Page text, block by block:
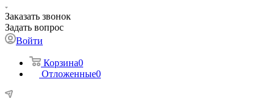
Заказать звонок
Задать вопрос
Войти
Корзина0
Отложенные0